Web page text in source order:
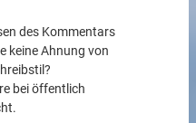
des Kommentars
keine Ahnung von
bei öffentlich